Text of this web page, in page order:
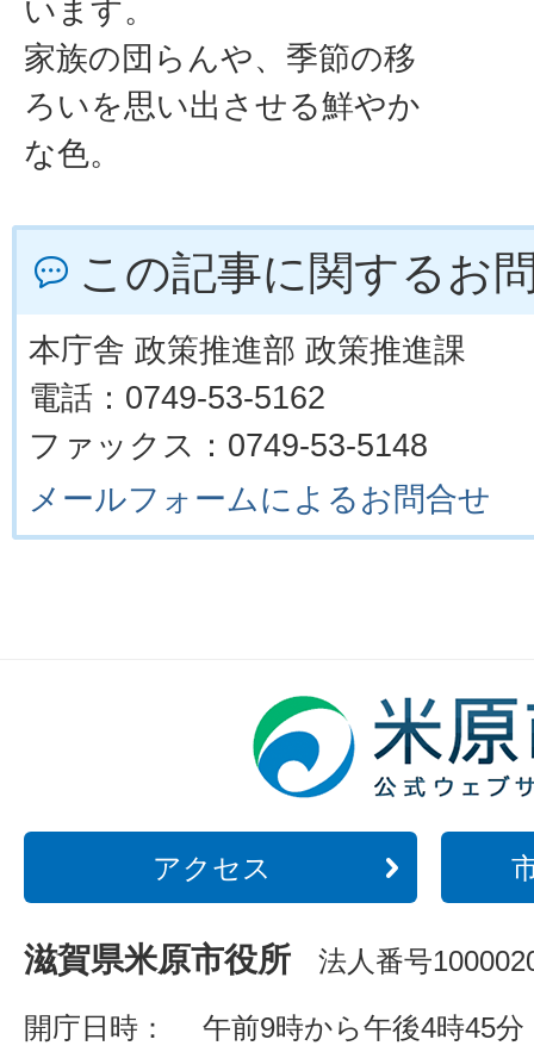
います。
家族の団らんや、季節の移
ろいを思い出させる鮮やか
な色。
この記事に関するお
本庁舎 政策推進部 政策推進課
電話：0749-53-5162
ファックス：0749-53-5148
メールフォームによるお問合せ
アクセス
滋賀県米原市役所 法人番号
開庁日時：
午前9時から午後4時45分